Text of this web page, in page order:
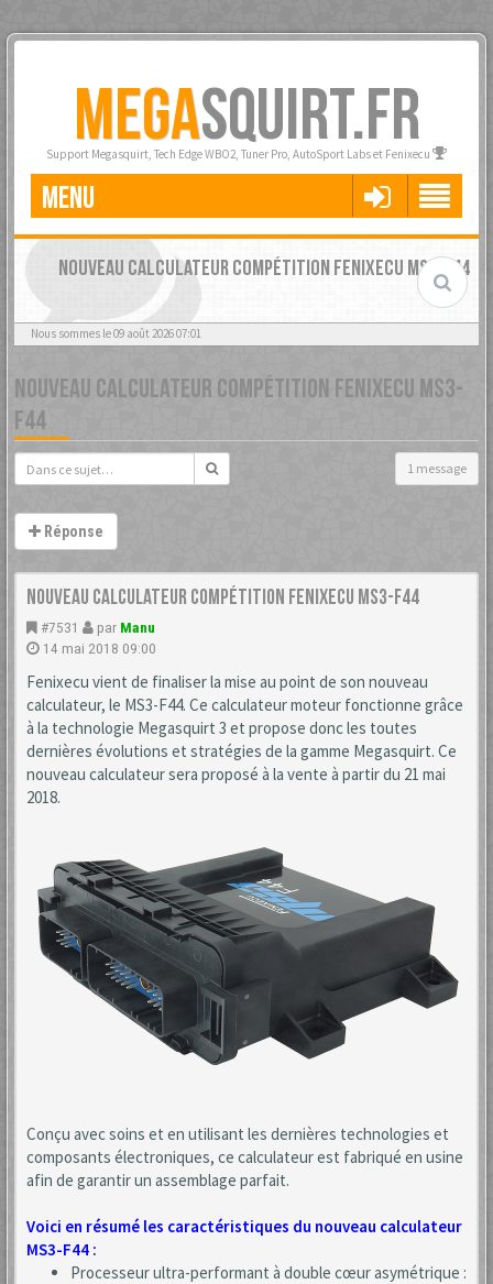
MEGASQUIRT.FR
Support Megasquirt, Tech Edge WBO2, Tuner Pro, AutoSport Labs et Fenixecu
MENU
NOUVEAU CALCULATEUR COMPÉTITION FENIXECU MS3-F44
Nous sommes le 09 août 2026 07:01
NOUVEAU CALCULATEUR COMPÉTITION FENIXECU MS3-
F44
1 message
Réponse
Nouveau calculateur Compétition Fenixecu MS3-F44
#7531 par Manu
14 mai 2018 09:00
Fenixecu vient de finaliser la mise au point de son nouveau
calculateur, le MS3-F44. Ce calculateur moteur fonctionne grâce
à la technologie Megasquirt 3 et propose donc les toutes
dernières évolutions et stratégies de la gamme Megasquirt. Ce
nouveau calculateur sera proposé à la vente à partir du 21 mai
2018.
Conçu avec soins et en utilisant les dernières technologies et
composants électroniques, ce calculateur est fabriqué en usine
afin de garantir un assemblage parfait.
Voici en résumé les caractéristiques du nouveau calculateur
MS3-F44 :
Processeur ultra-performant à double cœur asymétrique :